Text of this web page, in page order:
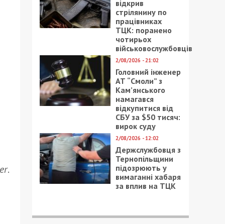
.
відкрив
стрілянину по
працівниках
ТЦК: поранено
чотирьох
військовослужбовців
2/08/2026 - 21:02
Головний інженер
АТ “Смоли” з
Кам’янського
намагався
відкупитися від
СБУ за $50 тисяч:
вирок суду
2/08/2026 - 12:02
Держслужбовця з
Тернопільщини
підозрюють у
вимаганні хабаря
за вплив на ТЦК